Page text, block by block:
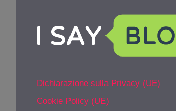
Dichiarazione sulla Privacy (UE)
Cookie Policy (UE)